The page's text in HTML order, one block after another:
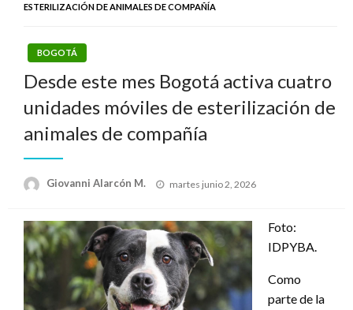
ESTERILIZACIÓN DE ANIMALES DE COMPAÑÍA
BOGOTÁ
Desde este mes Bogotá activa cuatro
unidades móviles de esterilización de
animales de compañía
Giovanni Alarcón M.
Publicado
martes junio 2, 2026
Foto:
IDPYBA.
Como
parte de la